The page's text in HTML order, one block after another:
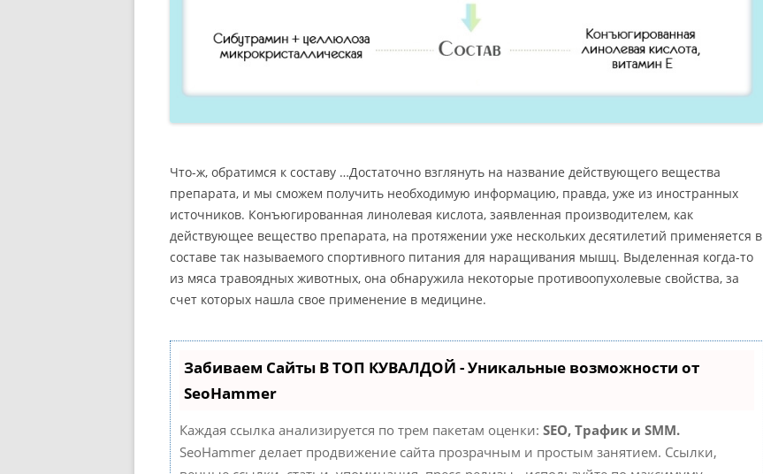
Что-ж, обратимся к составу …Достаточно взглянуть на название действующего вещества
препарата, и мы сможем получить необходимую информацию, правда, уже из иностранных
источников. Конъюгированная линолевая кислота, заявленная производителем, как
действующее вещество препарата, на протяжении уже нескольких десятилетий применяется в
составе так называемого спортивного питания для наращивания мышц. Выделенная когда-то
из мяса травоядных животных, она обнаружила некоторые противоопухолевые свойства, за
счет которых нашла свое применение в медицине.
Забиваем Сайты В ТОП КУВАЛДОЙ - Уникальные возможности от
SeoHammer
Каждая ссылка анализируется по трем пакетам оценки: SEO, Трафик и SMM.
SeoHammer делает продвижение сайта прозрачным и простым занятием. Ссылки,